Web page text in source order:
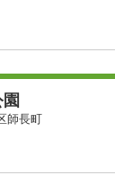
師長町